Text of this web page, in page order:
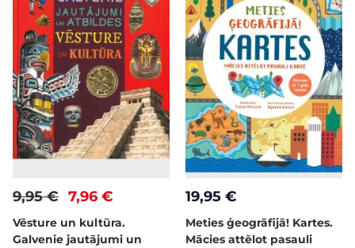
7,96 €
9,95 €
Vēsture un kultūra.
Galvenie jautājumi un
19,95 €
Meties ģeogrāfijā! Kartes.
Mācies attēlot pasauli